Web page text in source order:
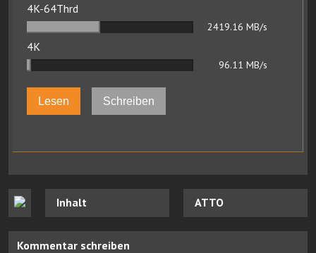
4K-64Thrd
2419.16 MB/s
4K
96.11 MB/s
Lesen Schreiben
Inhalt ATTO
Kommentar schreiben